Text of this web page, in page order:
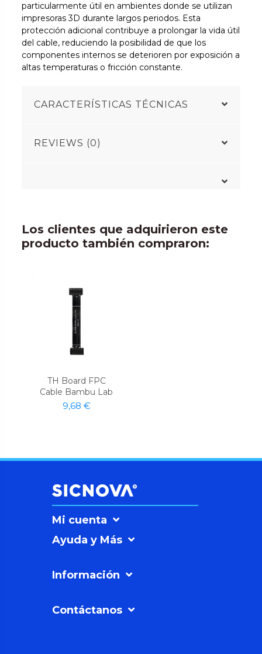
particularmente útil en ambientes donde se utilizan
impresoras 3D durante largos periodos. Esta
protección adicional contribuye a prolongar la vida útil
del cable, reduciendo la posibilidad de que los
componentes internos se deterioren por exposición a
altas temperaturas o fricción constante.
CARACTERÍSTICAS TÉCNICAS
REVIEWS (0)
Los clientes que adquirieron este
producto también compraron:
TH Board FPC
Cable Bambu Lab
9,68 €
Mi cuenta
Ayuda y Más
Información
Contáctanos